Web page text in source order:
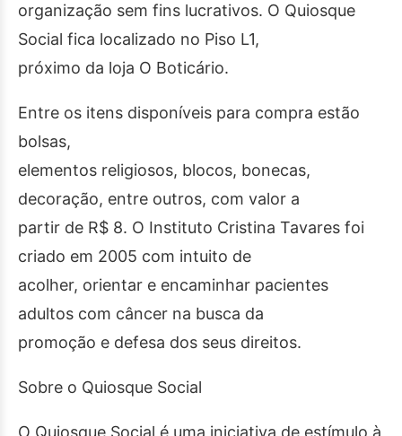
organização sem fins lucrativos. O Quiosque
Social fica localizado no Piso L1,
próximo da loja O Boticário.
Entre os itens disponíveis para compra estão
bolsas,
elementos religiosos, blocos, bonecas,
decoração, entre outros, com valor a
partir de R$ 8. O Instituto Cristina Tavares foi
criado em 2005 com intuito de
acolher, orientar e encaminhar pacientes
adultos com câncer na busca da
promoção e defesa dos seus direitos.
Sobre o Quiosque Social